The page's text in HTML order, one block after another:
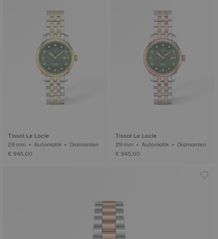
Tissot Le Locle
29 mm • Automatik • Diamanten
€ 945,00
Tissot Le Locle
29 mm • Automatik • Diamanten
€ 945,00